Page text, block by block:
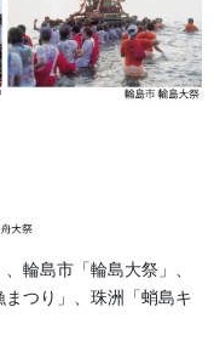
ない」という方もご安
素材、デザイン、ご予
緒に作り上げていきま
鷹・宝船の4柄のみに
輪島市「輪島大祭」、
つり」、珠洲「蛸島キ